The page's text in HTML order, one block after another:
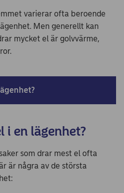
varierar ofta beroende
Men generellt kan
mycket el är golvvärme,
i en lägenhet?
som drar mest el ofta
är några av de största